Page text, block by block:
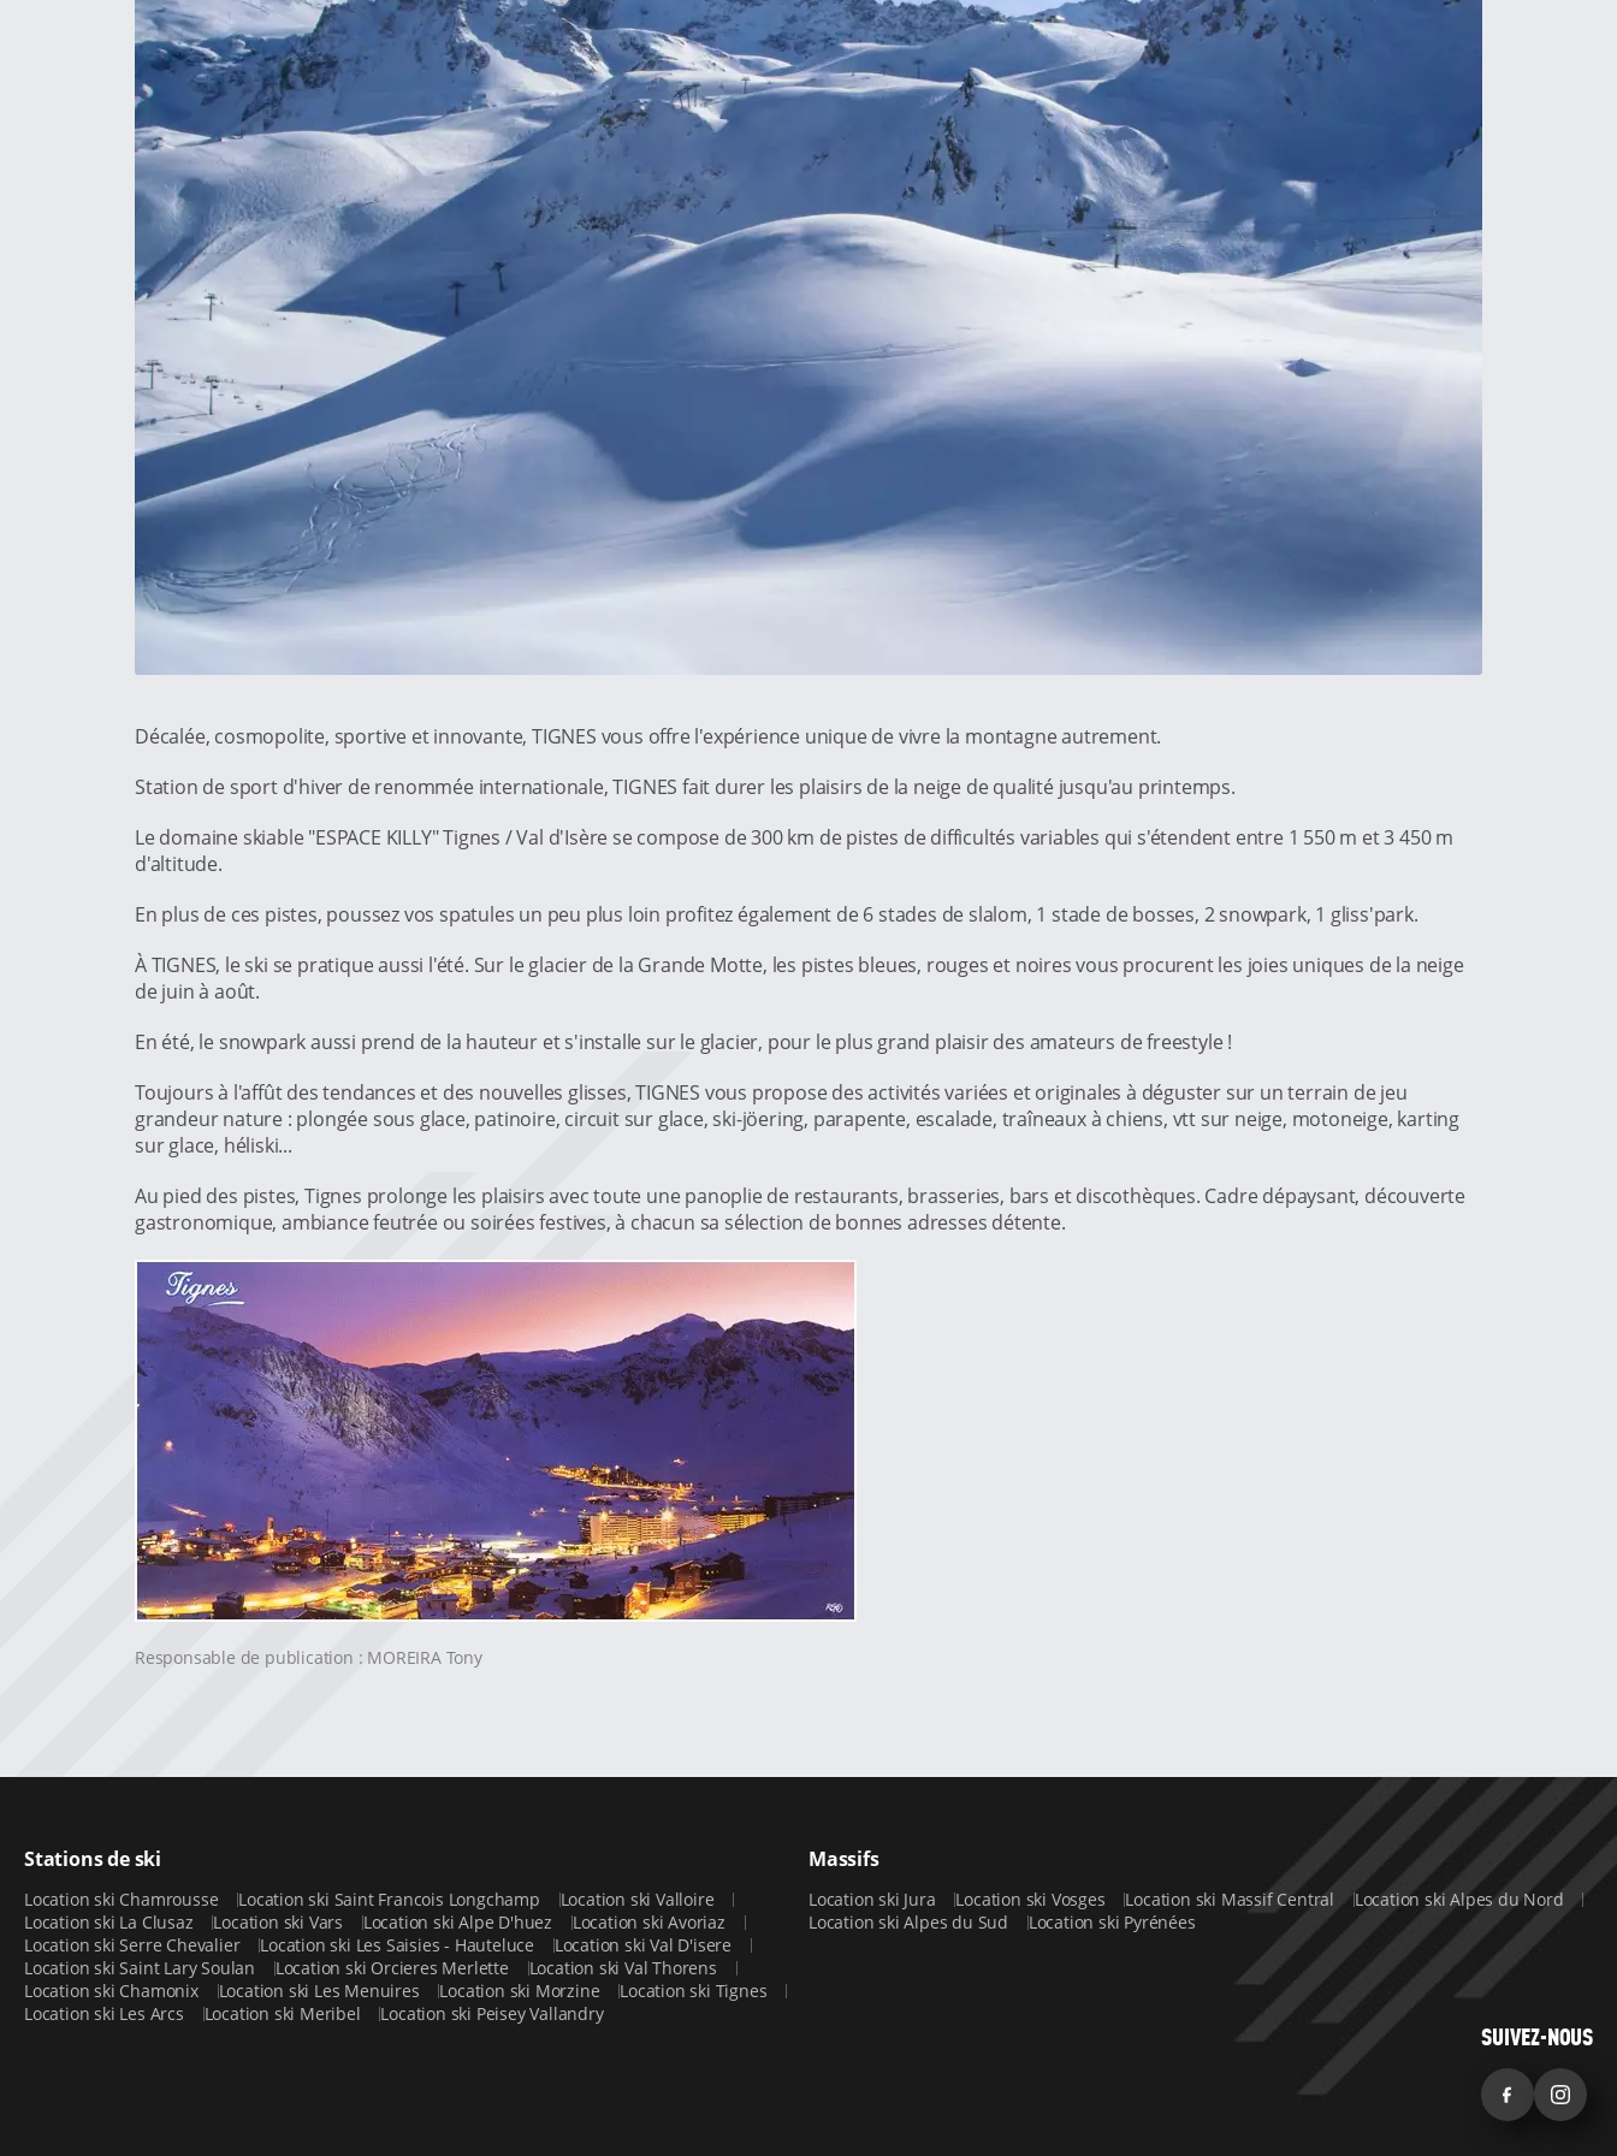
Décalée, cosmopolite, sportive et innovante, TIGNES vous offre l'expérience unique de vivre la montagne autrement.
Station de sport d'hiver de renommée internationale, TIGNES fait durer les plaisirs de la neige de qualité jusqu'au printemps.
Le domaine skiable "ESPACE KILLY" Tignes / Val d'Isère se compose de 300 km de pistes de difficultés variables qui s'étendent entre 1 550 m et 3 450 m
d'altitude.
En plus de ces pistes, poussez vos spatules un peu plus loin profitez également de 6 stades de slalom, 1 stade de bosses, 2 snowpark, 1 gliss'park.
À TIGNES, le ski se pratique aussi l'été. Sur le glacier de la Grande Motte, les pistes bleues, rouges et noires vous procurent les joies uniques de la neige
de juin à août.
En été, le snowpark aussi prend de la hauteur et s'installe sur le glacier, pour le plus grand plaisir des amateurs de freestyle !
Toujours à l'affût des tendances et des nouvelles glisses, TIGNES vous propose des activités variées et originales à déguster sur un terrain de jeu
grandeur nature : plongée sous glace, patinoire, circuit sur glace, ski-jöering, parapente, escalade, traîneaux à chiens, vtt sur neige, motoneige, karting
sur glace, héliski...
Au pied des pistes, Tignes prolonge les plaisirs avec toute une panoplie de restaurants, brasseries, bars et discothèques. Cadre dépaysant, découverte
gastronomique, ambiance feutrée ou soirées festives, à chacun sa sélection de bonnes adresses détente.
Responsable de publication : MOREIRA Tony
Stations de ski
Location ski Chamrousse Location ski Saint Francois Longchamp
Location ski Valloire
Location ski La Clusaz
Location ski Vars Location ski Alpe D'huez
Location ski Avoriaz
Location ski Serre Chevalier
Location ski Les Saisies - Hauteluce
Location ski Val D'isere
Location ski Saint Lary Soulan
Location ski Orcieres Merlette
Location ski Val Thorens
Location ski Chamonix
Location ski Les Menuires Location ski Morzine
Location ski Tignes
Location ski Les Arcs
Location ski Meribel Location ski Peisey Vallandry
Massifs
Location ski Jura Location ski Vosges Location ski Massif Central
Location ski Alpes du Nord
Location ski Alpes du Sud
Location ski Pyrénées
SUIVEZ-NOUS
Facebook